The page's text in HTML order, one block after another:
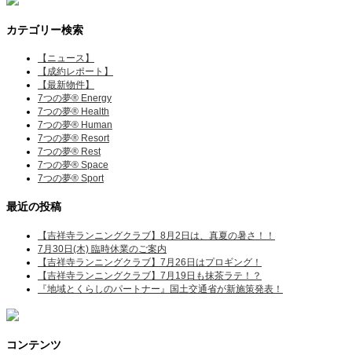
カテゴリー検索
【ニュース】
【成約レポート】
【最新物件】
7つの夢® Energy
7つの夢® Health
7つの夢® Human
7つの夢® Resort
7つの夢® Rest
7つの夢® Space
7つの夢® Sport
最近の投稿
【吉祥寺ランニングクラブ】8月2日は、真夏の暑さ！！
7月30日(木) 臨時休業のご案内
【吉祥寺ランニングクラブ】7月26日はプロギング！
【吉祥寺ランニングクラブ】7月19日も抹茶ラテ！？
『地域とくらしのパートナー』国土交通省が新施策発表！
コンテンツ